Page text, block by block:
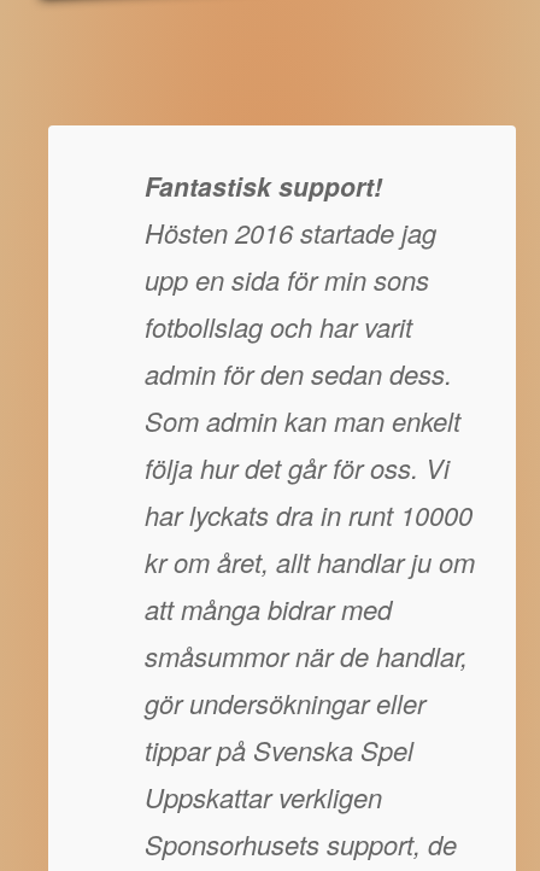
Fantastisk support!
Hösten 2016 startade jag
upp en sida för min sons
fotbollslag och har varit
admin för den sedan dess.
Som admin kan man enkelt
följa hur det går för oss. Vi
har lyckats dra in runt 10000
kr om året, allt handlar ju om
att många bidrar med
småsummor när de handlar,
gör undersökningar eller
tippar på Svenska Spel
Uppskattar verkligen
Sponsorhusets support, de